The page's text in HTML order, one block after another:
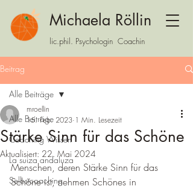
Michaela Röllin
lic.phil. Psychologin Coachin
Beitrag
Alle Beiträge
Coaching Wissen
La suiza andaluza
Selbstcoaching
Alle Beiträge
Stärke Sinn für das Schöne
mroellin
15. Feb. 2023 1 Min. Lesezeit
Aktualisiert: 22. Mai 2024
Menschen, deren Stärke Sinn für das
Schöne ist, nehmen Schönes in